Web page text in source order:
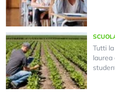
Tutti
laurea